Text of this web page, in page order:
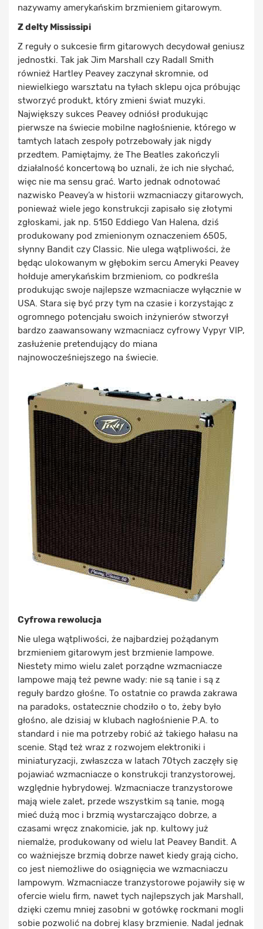
nazywamy amerykańskim brzmieniem gitarowym.
Z delty Mississipi
Z reguły o sukcesie firm gitarowych decydował geniusz
jednostki. Tak jak Jim Marshall czy Radall Smith
również Hartley Peavey zaczynał skromnie, od
niewielkiego warsztatu na tyłach sklepu ojca próbując
stworzyć produkt, który zmieni świat muzyki.
Największy sukces Peavey odniósł produkując
pierwsze na świecie mobilne nagłośnienie, którego w
tamtych latach zespoły potrzebowały jak nigdy
przedtem. Pamiętajmy, że The Beatles zakończyli
działalność koncertową bo uznali, że ich nie słychać,
więc nie ma sensu grać. Warto jednak odnotować
nazwisko Peavey’a w historii wzmacniaczy gitarowych,
ponieważ wiele jego konstrukcji zapisało się złotymi
zgłoskami, jak np. 5150 Eddiego Van Halena, dziś
produkowany pod zmienionym oznaczeniem 6505,
słynny Bandit czy Classic. Nie ulega wątpliwości, że
będąc ulokowanym w głębokim sercu Ameryki Peavey
hołduje amerykańskim brzmieniom, co podkreśla
produkując swoje najlepsze wzmacniacze wyłącznie w
USA. Stara się być przy tym na czasie i korzystając z
ogromnego potencjału swoich inżynierów stworzył
bardzo zaawansowany wzmacniacz cyfrowy Vypyr VIP,
zasłużenie pretendujący do miana
najnowocześniejszego na świecie.
Cyfrowa rewolucja
Nie ulega wątpliwości, że najbardziej pożądanym
brzmieniem gitarowym jest brzmienie lampowe.
Niestety mimo wielu zalet porządne wzmacniacze
lampowe mają też pewne wady: nie są tanie i są z
reguły bardzo głośne. To ostatnie co prawda zakrawa
na paradoks, ostatecznie chodziło o to, żeby było
głośno, ale dzisiaj w klubach nagłośnienie P.A. to
standard i nie ma potrzeby robić aż takiego hałasu na
scenie. Stąd też wraz z rozwojem elektroniki i
miniaturyzacji, zwłaszcza w latach 70tych zaczęły się
pojawiać wzmacniacze o konstrukcji tranzystorowej,
względnie hybrydowej. Wzmacniacze tranzystorowe
mają wiele zalet, przede wszystkim są tanie, mogą
mieć dużą moc i brzmią wystarczająco dobrze, a
czasami wręcz znakomicie, jak np. kultowy już
niemalże, produkowany od wielu lat Peavey Bandit. A
co ważniejsze brzmią dobrze nawet kiedy grają cicho,
co jest niemożliwe do osiągnięcia we wzmacniaczu
lampowym. Wzmacniacze tranzystorowe pojawiły się w
ofercie wielu firm, nawet tych najlepszych jak Marshall,
dzięki czemu mniej zasobni w gotówkę rockmani mogli
sobie pozwolić na dobrej klasy brzmienie. Nadal jednak